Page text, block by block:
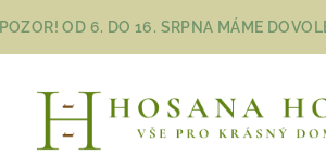
POZOR! OD 6. DO 16. SRPNA MÁME